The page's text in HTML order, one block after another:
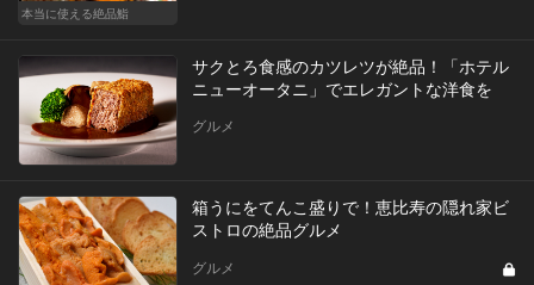
本当に使える絶品鮨
サクとろ食感のカツレツが絶品！「ホテル
ニューオータニ」でエレガントな洋食を
グルメ
箱うにをてんこ盛りで！恵比寿の隠れ家ビ
ストロの絶品グルメ
グルメ